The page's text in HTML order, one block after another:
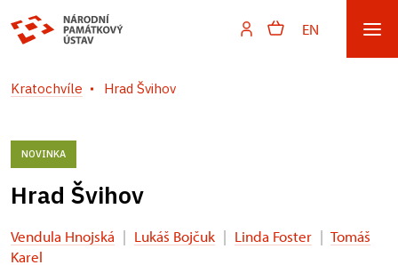
EN
Kratochvíle Hrad Švihov
NOVINKA
Hrad Švihov
Vendula Hnojská | Lukáš Bojčuk | Linda Foster | Tomáš
Karel